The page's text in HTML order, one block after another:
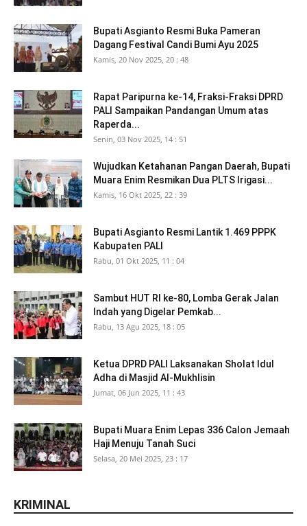
Bupati Asgianto Resmi Buka Pameran
Dagang Festival Candi Bumi Ayu 2025
Kamis, 20 Nov 2025, 20 : 48
Rapat Paripurna ke-14, Fraksi-Fraksi DPRD
PALI Sampaikan Pandangan Umum atas
Raperda...
Senin, 03 Nov 2025, 14 : 51
Wujudkan Ketahanan Pangan Daerah, Bupati
Muara Enim Resmikan Dua PLTS Irigasi...
Kamis, 16 Okt 2025, 22 : 39
Bupati Asgianto Resmi Lantik 1.469 PPPK
Kabupaten PALI
Rabu, 01 Okt 2025, 11 : 04
Sambut HUT RI ke-80, Lomba Gerak Jalan
Indah yang Digelar Pemkab...
Rabu, 13 Agu 2025, 18 : 05
Ketua DPRD PALI Laksanakan Sholat Idul
Adha di Masjid Al-Mukhlisin
Jumat, 06 Jun 2025, 11 : 43
Bupati Muara Enim Lepas 336 Calon Jemaah
Haji Menuju Tanah Suci
Selasa, 20 Mei 2025, 23 : 17
KRIMINAL